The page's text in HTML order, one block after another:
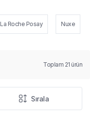
La Roche Posay Nuxe
Toplam 21 ürün
Sırala